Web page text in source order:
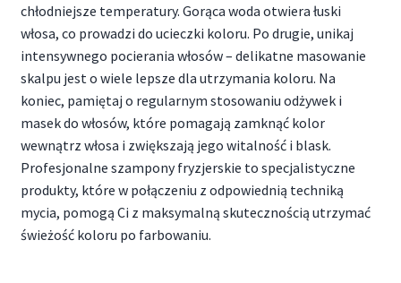
chłodniejsze temperatury. Gorąca woda otwiera łuski
włosa, co prowadzi do ucieczki koloru. Po drugie, unikaj
intensywnego pocierania włosów – delikatne masowanie
skalpu jest o wiele lepsze dla utrzymania koloru. Na
koniec, pamiętaj o regularnym stosowaniu odżywek i
masek do włosów, które pomagają zamknąć kolor
wewnątrz włosa i zwiększają jego witalność i blask.
Profesjonalne szampony fryzjerskie to specjalistyczne
produkty, które w połączeniu z odpowiednią techniką
mycia, pomogą Ci z maksymalną skutecznością utrzymać
świeżość koloru po farbowaniu.